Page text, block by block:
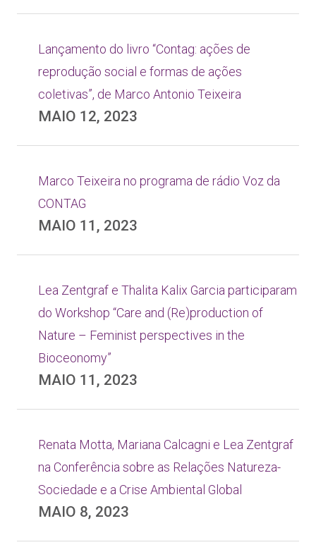
Lançamento do livro “Contag: ações de
reprodução social e formas de ações
coletivas”, de Marco Antonio Teixeira
MAIO 12, 2023
Marco Teixeira no programa de rádio Voz da
CONTAG
MAIO 11, 2023
Lea Zentgraf e Thalita Kalix Garcia participaram
do Workshop “Care and (Re)production of
Nature – Feminist perspectives in the
Bioceonomy”
MAIO 11, 2023
Renata Motta, Mariana Calcagni e Lea Zentgraf
na Conferência sobre as Relações Natureza-
Sociedade e a Crise Ambiental Global
MAIO 8, 2023